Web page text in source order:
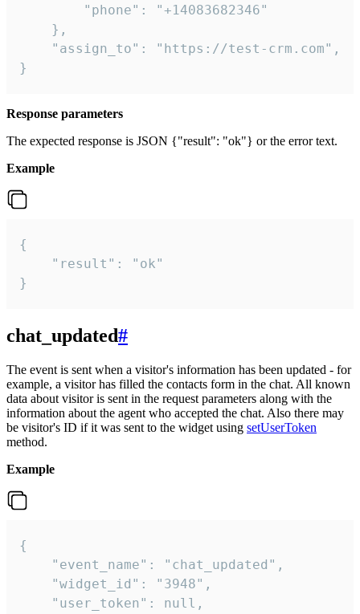
        "phone": "+14083682346"
    },
    "assign_to": "https://test-crm.com",
}
Response parameters
The expected response is JSON {"result": "ok"} or the error text.
Example
{
    "result": "ok"
}
chat_updated#
The event is sent when a visitor's information has been updated - for
example, a visitor has filled the contacts form in the chat. All known
data about visitor is sent in the request parameters along with the
information about the agent who accepted the chat. Also there may
be visitor's ID if it was sent to the widget using setUserToken
method.
Example
{
    "event_name": "chat_updated",
    "widget_id": "3948",
    "user_token": null,